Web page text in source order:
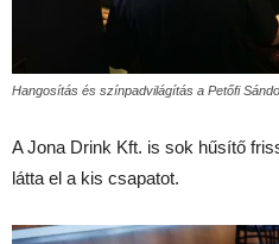
Hangosítás és színpadvilágítás a Petőfi
A Jona Drink Kft. is sok hűsítő
látta el a kis csapatot.